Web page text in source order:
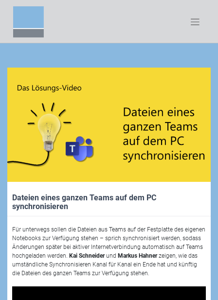
Dateien eines ganzen Teams auf dem PC
synchronisieren
Für unterwegs sollen die Dateien aus Teams auf der Festplatte des eigenen
Notebooks zur Verfügung stehen – sprich synchronisiert werden, sodass
Änderungen später bei aktiver Internetverbindung automatisch auf Teams
hochgeladen werden. Kai Schneiderund Markus Hahnerzeigen, wie das
umständliche Synchronisieren Kanal für Kanal ein Ende hat und künftig
die Dateien des ganzen Teams zur Verfügung stehen.